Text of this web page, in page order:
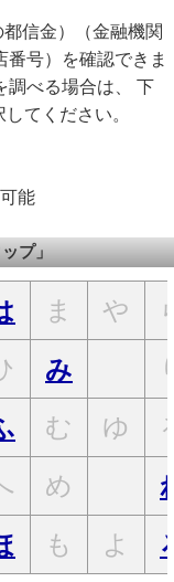
信金）（金融機関
号）を確認できま
調べる場合は、 下
てください。
能
プ」
ま や
み
む ゆ
め
も よ